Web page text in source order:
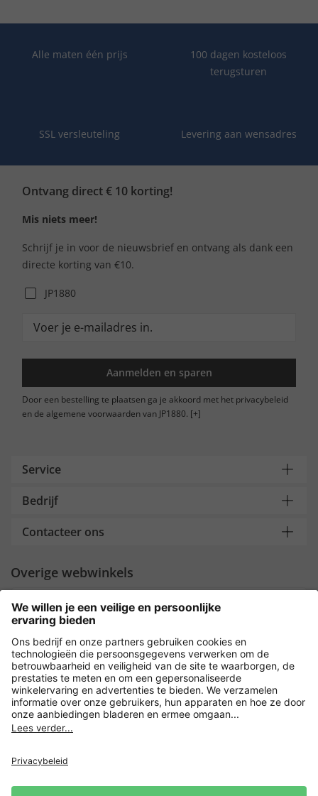
Alle maten één prijs
100 dagen kosteloos
terugsturen
SSL versleuteling Levering aan wensadres
Ontvang direct € 10 korting!
Mis niets meer!
Schrijf je in voor de nieuwsbrief en ontvang als dank een
directe korting van €10.
JP1880
Aanmelden en sparen
Door een bestelling te plaatsen ga je akkoord met het privacybeleid
en de algemene voorwaarden van JP1880. [+]
Service
Bedrijf
Contacteer ons
Overige webwinkels
Nederland
Payment and Delivery
Versleuteling met